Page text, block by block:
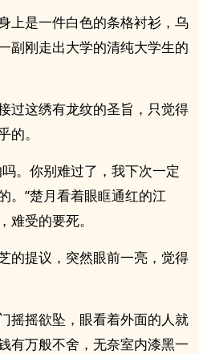
上是一件白色的条格衬衫，乌
副刚走出大学的清纯大学生的
过这绣有龙纹的圣旨，只觉得
的。
。你别难过了，我下次一定
。”楚月看着眼眶通红的江
难受的要死。
的提议，突然眼前一亮，觉得
摇摇欲坠，眼看着外面的人就
有万般不舍，无奈室内漆黑一